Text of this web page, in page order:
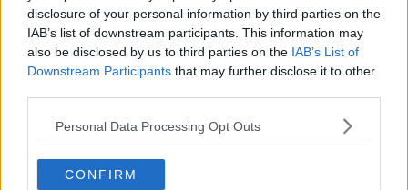
disclosure of your personal information by third parties on the
IAB’s list of downstream participants. This information may
also be disclosed by us to third parties on the IAB’s List of
Downstream Participants that may further disclose it to other
Personal Data Processing Opt Outs
CONFIRM